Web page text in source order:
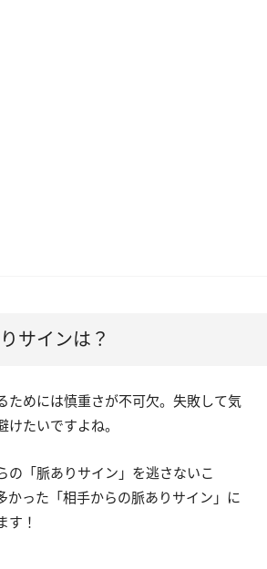
サインは？
ためには慎重さが不可欠。失敗して気
けたいですよね。
の「脈ありサイン」を逃さないこ
った「相手からの脈ありサイン」に
す！